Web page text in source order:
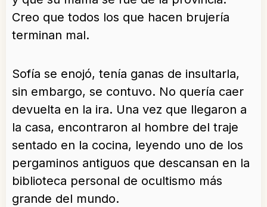
Creo que todos los que hacen brujería
terminan mal.
Sofía se enojó, tenía ganas de insultarla,
sin embargo, se contuvo. No quería caer
devuelta en la ira. Una vez que llegaron a
la casa, encontraron al hombre del traje
sentado en la cocina, leyendo uno de los
pergaminos antiguos que descansan en la
biblioteca personal de ocultismo más
grande del mundo.